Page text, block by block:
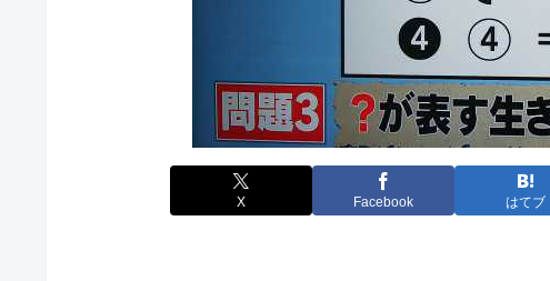
X Facebook はてブ